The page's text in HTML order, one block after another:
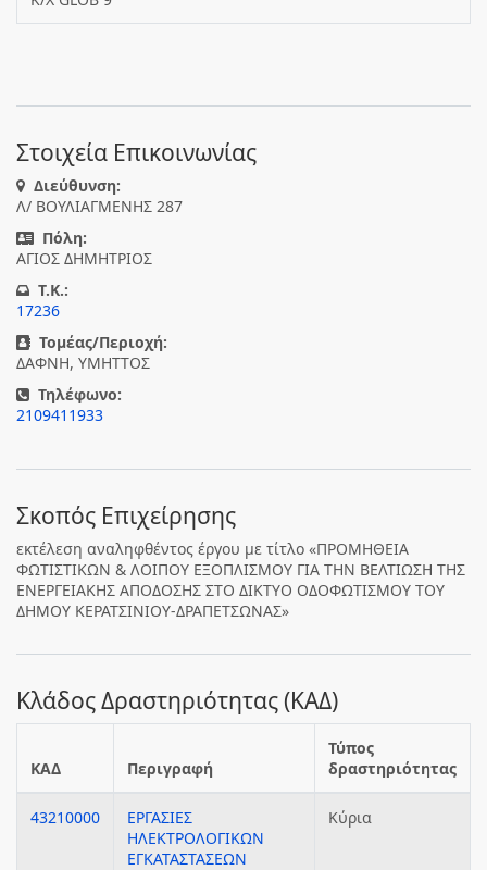
Στοιχεία Επικοινωνίας
Διεύθυνση:
Λ/ ΒΟΥΛΙΑΓΜΕΝΗΣ 287
Πόλη:
ΑΓΙΟΣ ΔΗΜΗΤΡΙΟΣ
T.K.:
17236
Τομέας/Περιοχή:
ΔΑΦΝΗ, ΥΜΗΤΤΟΣ
Τηλέφωνο:
2109411933
Σκοπός Επιχείρησης
εκτέλεση αναληφθέντος έργου με τίτλο «ΠΡΟΜΗΘΕΙΑ
ΦΩΤΙΣΤΙΚΩΝ & ΛΟΙΠΟΥ ΕΞΟΠΛΙΣΜΟΥ ΓΙΑ ΤΗΝ ΒΕΛΤΙΩΣΗ ΤΗΣ
ΕΝΕΡΓΕΙΑΚΗΣ ΑΠΟΔΟΣΗΣ ΣΤΟ ΔΙΚΤΥΟ ΟΔΟΦΩΤΙΣΜΟΥ ΤΟΥ
ΔΗΜΟΥ ΚΕΡΑΤΣΙΝΙΟΥ-ΔΡΑΠΕΤΣΩΝΑΣ»
Κλάδος Δραστηριότητας (ΚΑΔ)
ΚΑΔ Περιγραφή
Τύπος
δραστηριότητας
43210000
ΕΡΓΑΣΙΕΣ
ΗΛΕΚΤΡΟΛΟΓΙΚΩΝ
ΕΓΚΑΤΑΣΤΑΣΕΩΝ
Κύρια